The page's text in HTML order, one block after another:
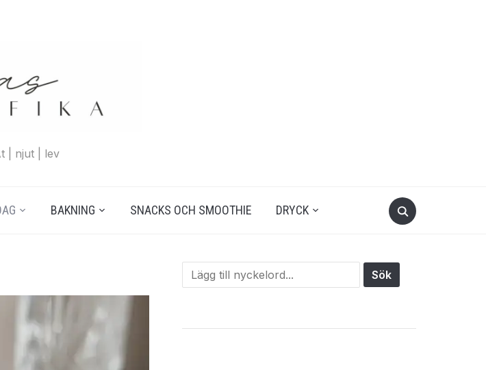
| njut | lev
BAKNING SNACKS OCH SMOOTHIE DRYCK